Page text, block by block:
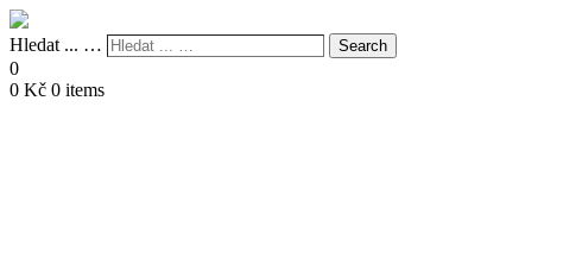
Hledat ... … Search
0
0 Kč 0 items